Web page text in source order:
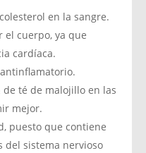
en la sangre.
el cuerpo, ya que
cardíaca.
de té de malojillo en las
mejor.
puesto que contiene
del sistema nervioso